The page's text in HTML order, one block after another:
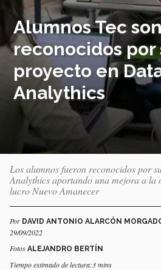
Alumnos Tec son
reconocidos por
proyecto en
Analythics
Los alumnos fueron reconocidos por
Analythics aportando una mejora a la
lucro Nuevo Amanecer
Por DAVID ANTONIO ALARCÓN
29/09/2022
Fotos ALEJANDRO BERTÍN
Tiempo estimado de lectura:3 mins